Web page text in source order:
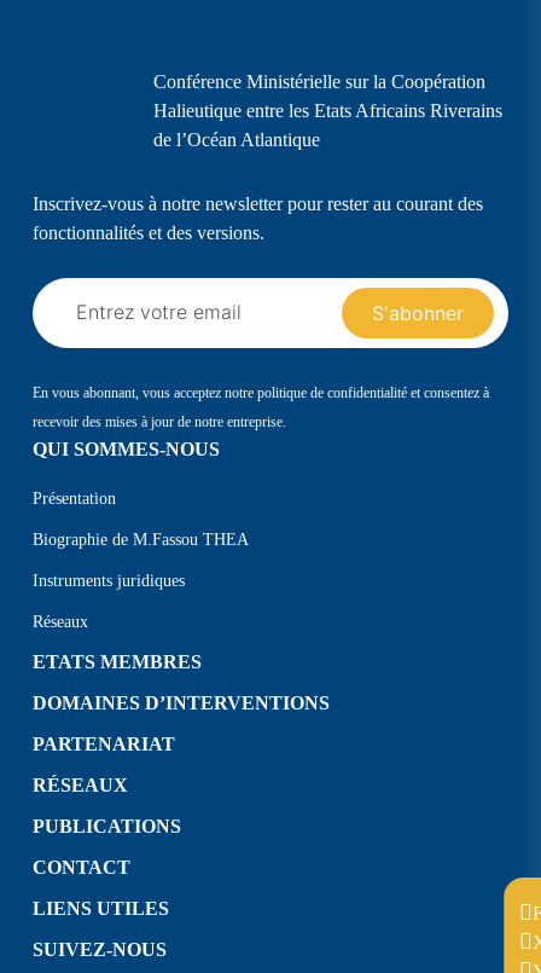
Conférence Ministérielle sur la Coopération
Halieutique entre les Etats Africains Riverains
de l’Océan Atlantique
Inscrivez-vous à notre newsletter pour rester au courant des
fonctionnalités et des versions.
En vous abonnant, vous acceptez notre politique de confidentialité et consentez à
recevoir des mises à jour de notre entreprise.
QUI SOMMES-NOUS
Présentation
Biographie de M.Fassou THEA
Instruments juridiques
Réseaux
ETATS MEMBRES
DOMAINES D’INTERVENTIONS
PARTENARIAT
RÉSEAUX
PUBLICATIONS
CONTACT
LIENS UTILES
SUIVEZ-NOUS